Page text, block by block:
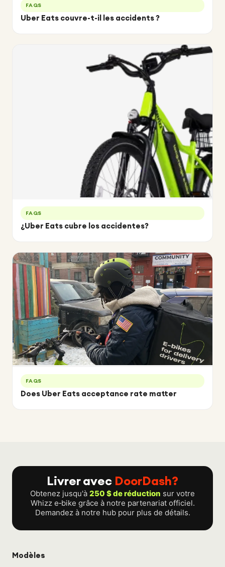
FAQS
Uber Eats couvre-t-il les accidents ?
FAQS
¿Uber Eats cubre los accidentes?
FAQS
Does Uber Eats acceptance rate matter
Livrer avec DoorDash?
Obtenez jusqu'à 250 $ de réduction sur votre
Whizz e‑bike grâce à notre partenariat officiel.
Demandez à notre hub pour plus de détails.
Modèles